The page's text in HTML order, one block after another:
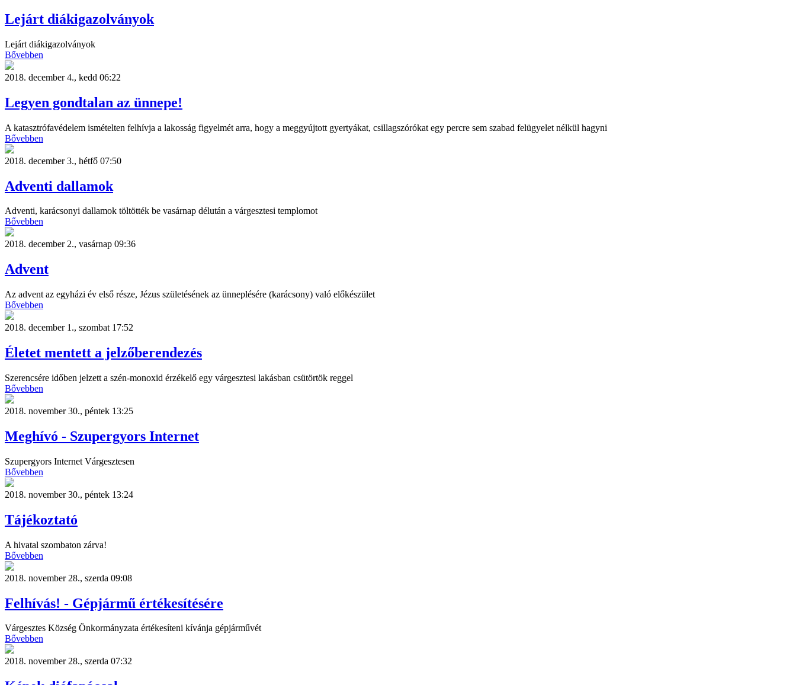
Lejárt diákigazolványok
Lejárt diákigazolványok
Bővebben
2018. december 4., kedd 06:22
Legyen gondtalan az ünnepe!
A katasztrófavédelem ismételten felhívja a lakosság figyelmét arra, hogy a meggyújtott gyertyákat, csillagszórókat egy percre sem szabad felügyelet nélkül hagyni
Bővebben
2018. december 3., hétfő 07:50
Adventi dallamok
Adventi, karácsonyi dallamok töltötték be vasárnap délután a várgesztesi templomot
Bővebben
2018. december 2., vasárnap 09:36
Advent
Az advent az egyházi év első része, Jézus születésének az ünneplésére (karácsony) való előkészület
Bővebben
2018. december 1., szombat 17:52
Életet mentett a jelzőberendezés
Szerencsére időben jelzett a szén-monoxid érzékelő egy várgesztesi lakásban csütörtök reggel
Bővebben
2018. november 30., péntek 13:25
Meghívó - Szupergyors Internet
Szupergyors Internet Várgesztesen
Bővebben
2018. november 30., péntek 13:24
Tájékoztató
A hivatal szombaton zárva!
Bővebben
2018. november 28., szerda 09:08
Felhívás! - Gépjármű értékesítésére
Várgesztes Község Önkormányzata értékesíteni kívánja gépjárművét
Bővebben
2018. november 28., szerda 07:32